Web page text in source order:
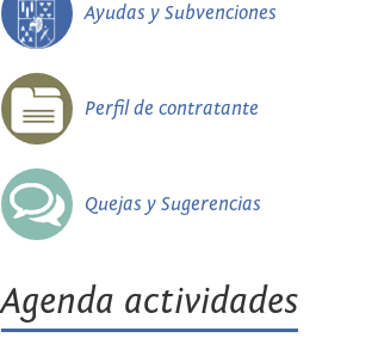
Ayudas y Subvenciones
Perfil de contratante
Quejas y Sugerencias
Agenda actividades